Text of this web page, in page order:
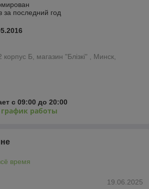
за последний год
корпус Б, магазин "Блiзкi" , Минск,
с 09:00 до 20:00
график работы
время
19.06.2025